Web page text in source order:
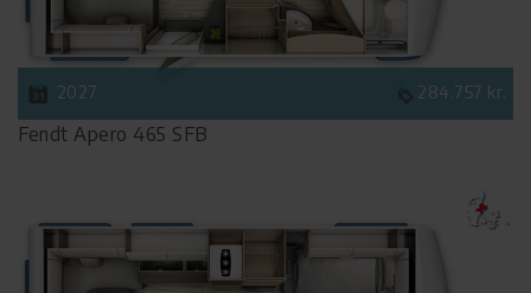
2027 284.757 kr.
Fendt Apero 465 SFB